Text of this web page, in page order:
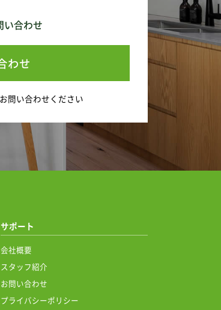
い合わせ
わせ
問い合わせください
サポート
会社概要
スタッフ紹介
お問い合わせ
プライバシーポリシー